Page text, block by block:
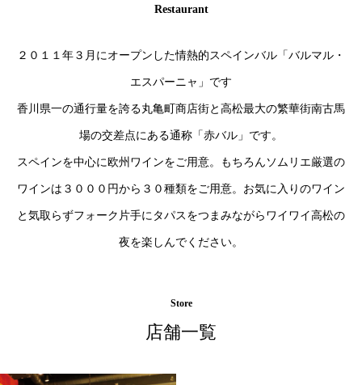
Restaurant
２０１１年３月にオープンした情熱的スペインバル「バルマル・
エスパーニャ」です
香川県一の通行量を誇る丸亀町商店街と高松最大の繁華街南古馬
場の交差点にある通称「赤バル」です。
スペインを中心に欧州ワインをご用意。もちろんソムリエ厳選の
ワインは３０００円から３０種類をご用意。お気に入りのワイン
と気取らずフォーク片手にタパスをつまみながらワイワイ高松の
夜を楽しんでください。
Store
店舗一覧